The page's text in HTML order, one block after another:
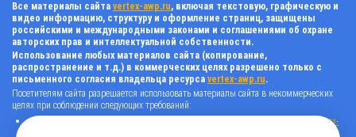
Все материалы сайта vertex-awp.ru, включая текстовую, графическую и
видео информацию, структуру и оформление страниц, защищены
российскими и международными законами и соглашениями об охране
авторских прав и интеллектуальной собственности.
Использование любых материалов сайта (копирование,
распространение и т.д.) в коммерческих целях разрешено только с
письменного согласия владельца ресурса vertex-awp.ru.
Посетителям сайта разрешается использовать материалы сайта в некоммерческих
целях при соблюдении следующих требований:
поставить прямую активную гиперссылку на оригинал в виде: «источник
vertex-